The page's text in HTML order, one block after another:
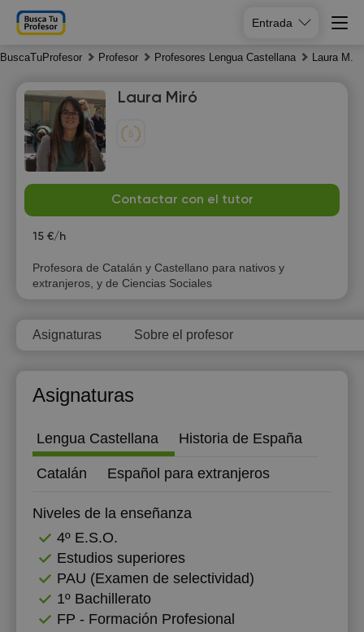
Entrada
BuscaTuProfesor Profesor Profesores Lengua Castellana Laura M.
Laura Miró
Contactar con el tutor
15 €/h
Profesora de Catalán y Castellano para nativos y
extranjeros, y de Ciencias Sociales
Asignaturas Sobre el profesor
Asignaturas
Lengua Castellana Historia de España
Catalán Español para extranjeros
Niveles de la enseñanza
4º E.S.O.
Estudios superiores
PAU (Examen de selectividad)
1º Bachillerato
FP - Formación Profesional
9
Mo
10
Tu
11
12